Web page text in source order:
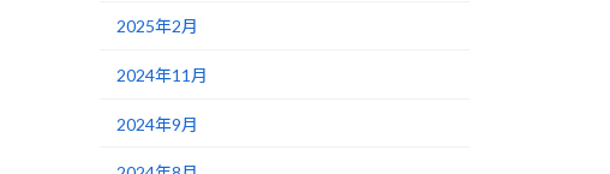
2025年2月
2024年11月
2024年9月